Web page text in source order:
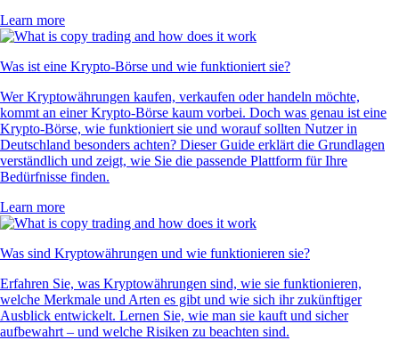
Learn more
Was ist eine Krypto-Börse und wie funktioniert sie?
Wer Kryptowährungen kaufen, verkaufen oder handeln möchte,
kommt an einer Krypto-Börse kaum vorbei. Doch was genau ist eine
Krypto-Börse, wie funktioniert sie und worauf sollten Nutzer in
Deutschland besonders achten? Dieser Guide erklärt die Grundlagen
verständlich und zeigt, wie Sie die passende Plattform für Ihre
Bedürfnisse finden.
Learn more
Was sind Kryptowährungen und wie funktionieren sie?
Erfahren Sie, was Kryptowährungen sind, wie sie funktionieren,
welche Merkmale und Arten es gibt und wie sich ihr zukünftiger
Ausblick entwickelt. Lernen Sie, wie man sie kauft und sicher
aufbewahrt – und welche Risiken zu beachten sind.